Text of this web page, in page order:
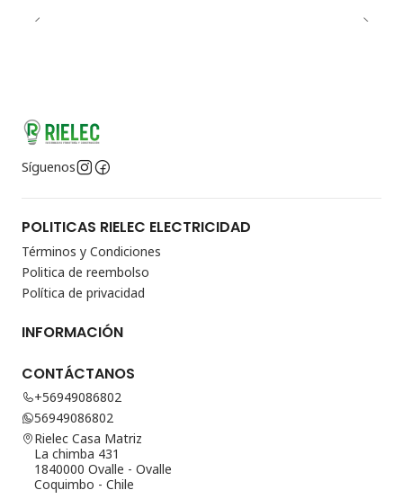
Síguenos
POLITICAS RIELEC ELECTRICIDAD
Términos y Condiciones
Politica de reembolso
Política de privacidad
INFORMACIÓN
CONTÁCTANOS
+56949086802
56949086802
Rielec Casa Matriz
La chimba 431
1840000 Ovalle - Ovalle
Coquimbo - Chile